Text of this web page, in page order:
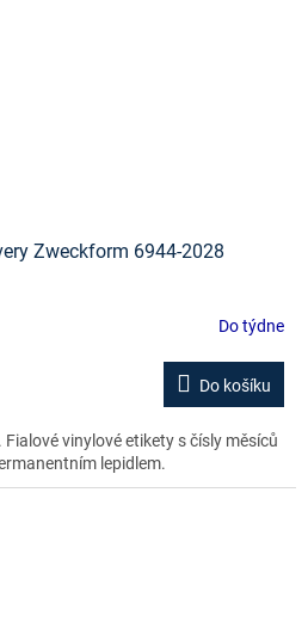
Zweckform 6944-2028
Do týdne
Do košíku
vinylové etikety s čísly měsíců
lepidlem.